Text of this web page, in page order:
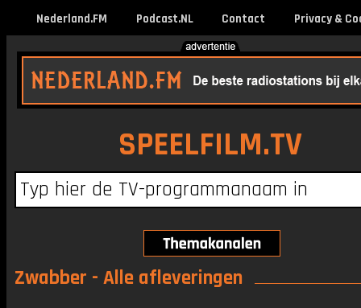
Nederland.FM Podcast.NL Contact Privacy &
SPEELFILM.TV
Zwabber - Alle afleveringen